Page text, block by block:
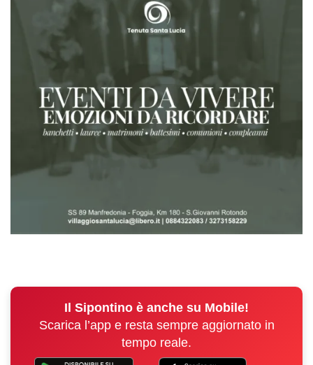
Il Sipontino è anche su Mobile!
Scarica l’app e resta sempre aggiornato in
tempo reale.